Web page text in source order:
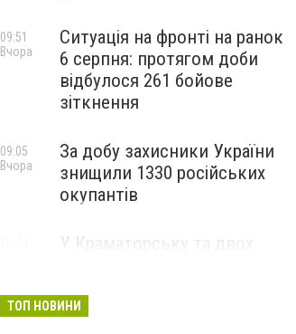
Ситуація на фронті на ранок
6 серпня: протягом доби
відбулося 261 бойове
зіткнення
09:51
Вчора
За добу захисники України
знищили 1330 російських
окупантів
09:05
Вчора
У Краматорську та двох
евакуацію дітей із
ТОП НОВИНИ